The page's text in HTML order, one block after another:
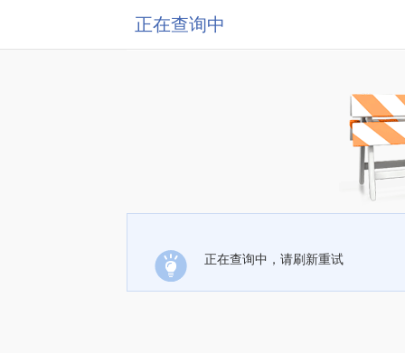
正在查询中
正在查询中，请刷新重试